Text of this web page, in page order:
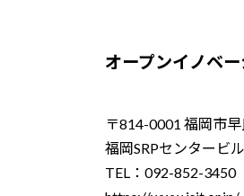
オープンイノベ
〒814-0001 福岡市
福岡SRPセンタービ
TEL：092-852-3450